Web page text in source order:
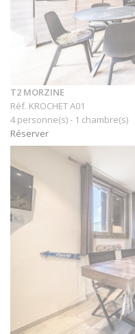
T2 MORZINE
Réf. KROCHET A01
4 personne(s) - 1 chambre(s)
Réserver